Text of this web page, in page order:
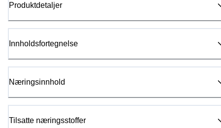
Produktdetaljer
Innholdsfortegnelse
Næringsinnhold
Tilsatte næringsstoffer